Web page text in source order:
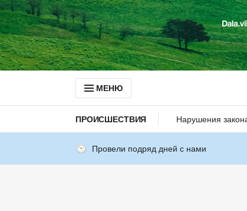
МЕНЮ
ПРОИСШЕСТВИЯ Нарушения
Провели подряд дней с нами